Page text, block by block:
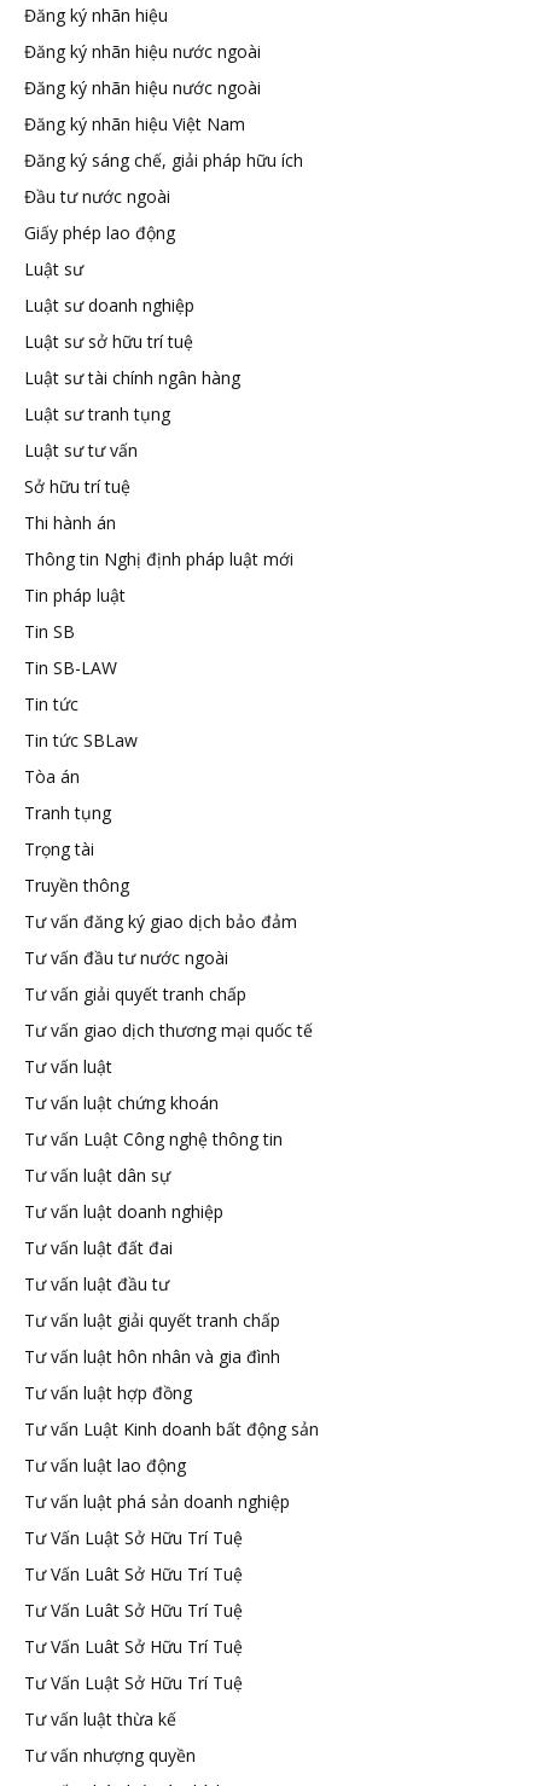
hữu
tuệ
Đăng ký nhãn hiệu
Đăng ký nhãn hiệu nước ngoài
Đăng ký nhãn hiệu nước ngoài
Đăng ký nhãn hiệu Việt Nam
Đăng ký sáng chế, giải pháp hữu ích
Đầu tư nước ngoài
Giấy phép lao động
Luật sư
Luật sư doanh nghiệp
Luật sư sở hữu trí tuệ
Luật sư tài chính ngân hàng
Luật sư tranh tụng
Luật sư tư vấn
Sở hữu trí tuệ
Thi hành án
Thông tin Nghị định pháp luật mới
Tin pháp luật
Tin SB
Tin SB-LAW
Tin tức
Tin tức SBLaw
Tòa án
Tranh tụng
Trọng tài
Truyền thông
Tư vấn đăng ký giao dịch bảo đảm
Tư vấn đầu tư nước ngoài
Tư vấn giải quyết tranh chấp
Tư vấn giao dịch thương mại quốc tế
Tư vấn luật
Tư vấn luật chứng khoán
Tư vấn Luật Công nghệ thông tin
Tư vấn luật dân sự
Tư vấn luật doanh nghiệp
Tư vấn luật đất đai
Tư vấn luật đầu tư
Tư vấn luật giải quyết tranh chấp
Tư vấn luật hôn nhân và gia đình
Tư vấn luật hợp đồng
Tư vấn Luật Kinh doanh bất động sản
Tư vấn luật lao động
Tư vấn luật phá sản doanh nghiệp
Tư Vấn Luật Sở Hữu Trí Tuệ
Tư Vấn Luât Sở Hữu Trí Tuệ
Tư Vấn Luât Sở Hữu Trí Tuệ
Tư Vấn Luât Sở Hữu Trí Tuệ
Tư Vấn Luật Sở Hữu Trí Tuệ
Tư vấn luật thừa kế
Tư vấn nhượng quyền